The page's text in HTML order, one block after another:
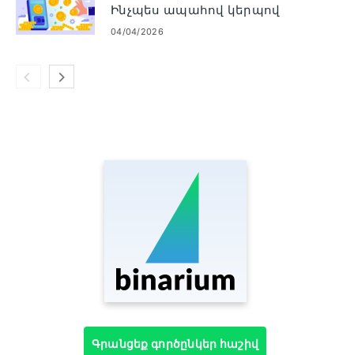
Ինչպես ապահով կերպով
հանել միջոցները
04/04/2026
Գրանցեք գործընկեր հաշիվ